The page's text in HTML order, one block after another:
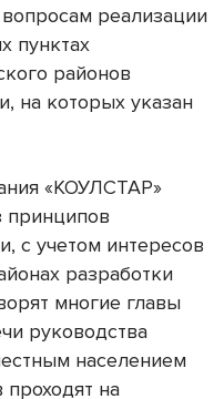
реализации
пунктах
районов
на которых указан
«КОУЛСТАР»
принципов
с учетом интересов
разработки
многие главы
руководства
населением
на